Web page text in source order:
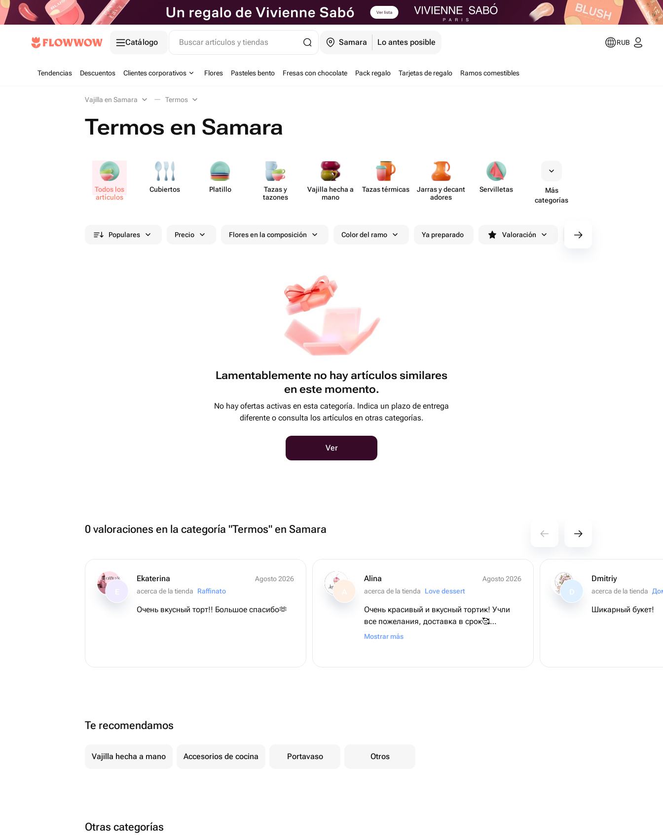
Catálogo Buscar artículos y tiendas Samara Lo antes posible RUB
Tendencias Descuentos Clientes corporativos Flores Pasteles bento Fresas con chocolate Pack regalo Tarjetas de regalo Ramos comestibles
Vajilla en Samara Termos
Termos en Samara
Todos los
artículos
Cubiertos Platillo
Tazas y
tazones
Vajilla hecha a
mano
Tazas térmicas
Jarras y decant​
adores
Servi​lletas
Más
categorías
Populares Precio Flores en la composición Color del ramo Ya preparado Valoración cv/filters/name_fast_delivery
Lamentablemente no hay artículos similares
en este momento.
No hay ofertas activas en esta categoría. Indica un plazo de entrega
diferente o consulta los artículos en otras categorías.
Ver
0 valoraciones en la categoría "Termos" en Samara
Ekaterina
Agosto 2026
acerca de la tienda
Raffinato
Очень вкусный торт!! Большое спасибо🫶
A
Alina
Agosto 2026
acerca de la tienda
Love dessert
Очень красивый и вкусный тортик! Учли
все пожелания, доставка в срок🥰
Спасибо большое!
Mostrar más
D
Dmitriy
acerca de la tienda
Шикарный букет!
Te recomendamos
Vajilla hecha a mano Accesorios de cocina Portavaso Otros
Otras categorías